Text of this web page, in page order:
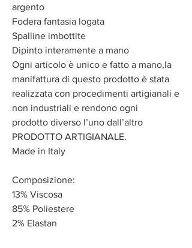
argento
Fodera fantasia logata
Spalline imbottite
Dipinto interamente a mano
Ogni articolo è unico e fatto a mano,la
manifattura di questo prodotto è stata
realizzata con procedimenti artigianali e
non industriali e rendono ogni
prodotto diverso l’uno dall’altro
PRODOTTO ARTIGIANALE.
Made in Italy
Composizione:
13% Viscosa
85% Poliestere
2% Elastan